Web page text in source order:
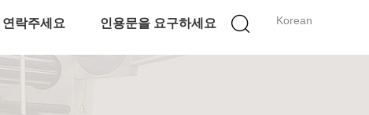
Korean
연락주세요 인용문을 요구하세요